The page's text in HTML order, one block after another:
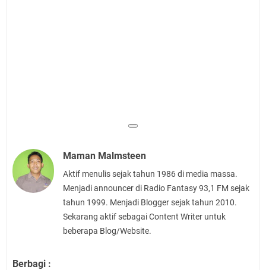
Maman Malmsteen
Aktif menulis sejak tahun 1986 di media massa.
Menjadi announcer di Radio Fantasy 93,1 FM sejak
tahun 1999. Menjadi Blogger sejak tahun 2010.
Sekarang aktif sebagai Content Writer untuk
beberapa Blog/Website.
Berbagi :